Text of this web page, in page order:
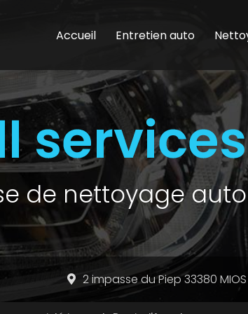
Accueil
Entretien auto
de nettoyage
2 impasse du Piep 33380 MIOS